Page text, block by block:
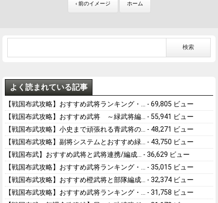
‹ 前のイメージ ホーム
よく読まれている記事
【戦国布武攻略】おすすめ武将ランキング・...
- 69,805 ビュー
【戦国布武攻略】おすすめ武将 ～緑武将編...
- 55,941 ビュー
【戦国布武攻略】小史まで頑張れる青武将の...
- 48,271 ビュー
【戦国布武攻略】副将システムとおすすめ緑...
- 43,750 ビュー
【戦国布武】おすすめ武将と武将連携/編成...
- 36,629 ビュー
【戦国布武攻略】おすすめ武将ランキング・...
- 35,015 ビュー
【戦国布武攻略】おすすめ橙武将と部隊編成...
- 32,374 ビュー
【戦国布武攻略】おすすめ武将ランキング・...
- 31,758 ビュー